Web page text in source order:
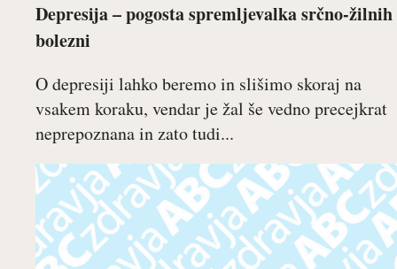
Depresija – pogosta spremljevalka srčno-žilnih
bolezni
O depresiji lahko beremo in slišimo skoraj na
vsakem koraku, vendar je žal še vedno precejkrat
neprepoznana in zato tudi...